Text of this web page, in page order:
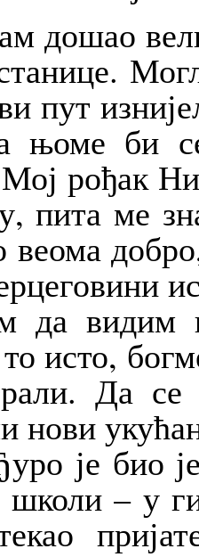
дошао
пут
њоме би
рођак
пита ме
веома
да
то исто,
Да
нови
је био
– у